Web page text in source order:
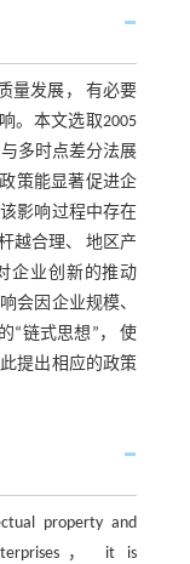
量发展， 有必要
。本文选取2005
多时点差分法展
策能显著促进企
影响过程中存在
越合理、 地区产
企业创新的推动
会因企业规模、
“链式思想”， 使
提出相应的政策
property and
， it is